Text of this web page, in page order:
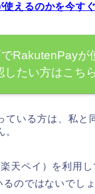
えるのかを今す
RakutenPayが
したい方はこちら
ている方は、私と
天ペイ）を利用
のではないでし